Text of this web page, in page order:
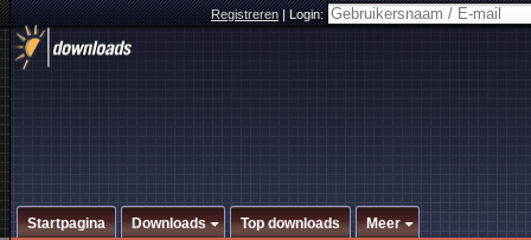
Registreren|Login:
Startpagina Downloads Top downloads Meer